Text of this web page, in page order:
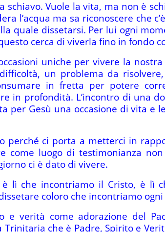
schiavo. Vuole la vita, ma non è
l’acqua ma sa riconoscere che
quale dissetarsi. Per lui ogni
cerca di viverla fino in fondo
uniche per vivere la
un problema da
in fretta per potere
in profondità. L’incontro di una
per Gesù una occasione di vita e
perché ci porta a metterci in
come luogo di testimonianza
ci è dato di vivere.
lì che incontriamo il Cristo, è lì
coloro che incontriamo
e verità come adorazione del
che è Padre, Spirito e